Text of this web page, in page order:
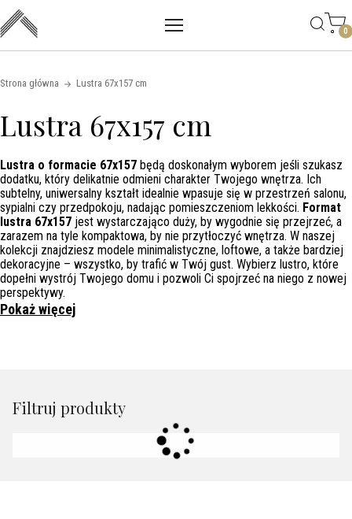
Skip to content
Main mobile navigation
0
Strona główna Lustra 67x157 cm
Lustra 67x157 cm
Lustra o formacie 67x157 będą doskonałym wyborem jeśli szukasz
dodatku, który delikatnie odmieni charakter Twojego wnętrza. Ich
subtelny, uniwersalny kształt idealnie wpasuje się w przestrzeń salonu,
sypialni czy przedpokoju, nadając pomieszczeniom lekkości. Format
lustra 67x157 jest wystarczająco duży, by wygodnie się przejrzeć, a
zarazem na tyle kompaktowa, by nie przytłoczyć wnętrza. W naszej
kolekcji znajdziesz modele minimalistyczne, loftowe, a także bardziej
dekoracyjne – wszystko, by trafić w Twój gust. Wybierz lustro, które
dopełni wystrój Twojego domu i pozwoli Ci spojrzeć na niego z nowej
perspektywy.
Pokaż więcej
Filtruj produkty